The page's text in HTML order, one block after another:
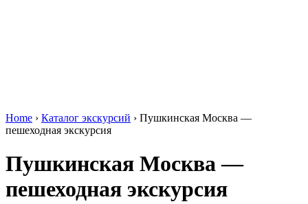
Home › Каталог экскурсий › Пушкинская Москва —
пешеходная экскурсия
Пушкинская Москва —
пешеходная экскурсия